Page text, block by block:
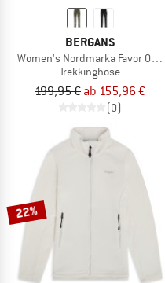
BERGANS
Women's Nordmarka Favor
Trekkinghose
199,95 € ab 155,96 €
(0)
22%